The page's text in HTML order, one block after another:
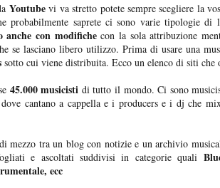
Youtubevi va stretto potete sempre scegliere la
probabilmente saprete ci sono varie tipologie di
anche con modifichecon la sola attribuzione
se lasciano libero utilizzo. Prima di usare una
sotto cui viene distribuita. Ecco un elenco di siti che
45.000 musicisti di tutto il mondo. Ci sono
cantano a cappella e i producers e i dj che
mezzo tra un blog con notizie e un archivio
e ascoltati suddivisi in categorie quali
ecc